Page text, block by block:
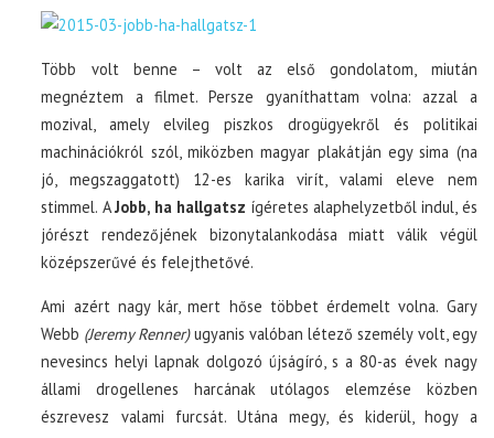
Több volt benne – volt az első gondolatom, miután
megnéztem a filmet. Persze gyaníthattam volna: azzal a
mozival, amely elvileg piszkos drogügyekről és politikai
machinációkról szól, miközben magyar plakátján egy sima (na
jó, megszaggatott) 12-es karika virít, valami eleve nem
stimmel. AJobb, ha hallgatsz ígéretes alaphelyzetből indul, és
jórészt rendezőjének bizonytalankodása miatt válik végül
középszerűvé és felejthetővé.
Ami azért nagy kár, mert hőse többet érdemelt volna. Gary
Webb (Jeremy Renner)ugyanis valóban létező személy volt, egy
nevesincs helyi lapnak dolgozó újságíró, s a 80-as évek nagy
állami drogellenes harcának utólagos elemzése közben
észrevesz valami furcsát. Utána megy, és kiderül, hogy a